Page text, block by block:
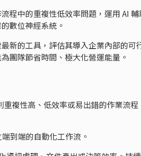
程中的重複性低效率問題，運用 AI 輔
數位神經系統。
新的工具，評估其導入企業內部的可
團隊節省時間、極大化營運能量。
複性高、低效率或易出錯的作業流程
到端的自動化工作流。